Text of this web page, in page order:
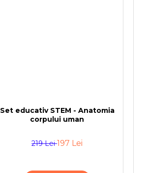
Set educativ STEM - Anatomia
corpului uman
219 Lei197 Lei